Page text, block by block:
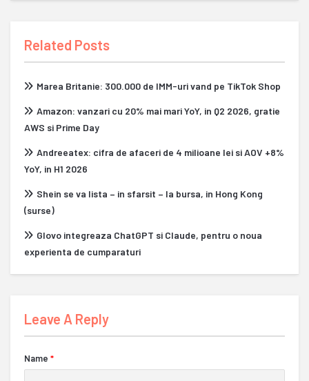
Related Posts
Marea Britanie: 300.000 de IMM-uri vand pe TikTok Shop
Amazon: vanzari cu 20% mai mari YoY, in Q2 2026, gratie
AWS si Prime Day
Andreeatex: cifra de afaceri de 4 milioane lei si AOV +8%
YoY, in H1 2026
Shein se va lista – in sfarsit – la bursa, in Hong Kong
(surse)
Glovo integreaza ChatGPT si Claude, pentru o noua
experienta de cumparaturi
Leave A Reply
Name *